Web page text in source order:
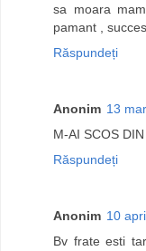
sa moara
pamant ,
Răspundeți
Anonim 13
M-AI SCOS
Răspundeți
Anonim 10
Bv frate esti